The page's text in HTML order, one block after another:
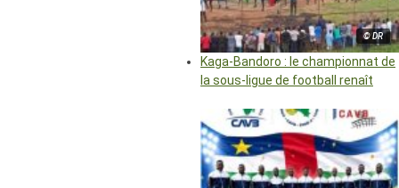
© DR
Kaga-Bandoro : le championnat de
la sous-ligue de football renaît